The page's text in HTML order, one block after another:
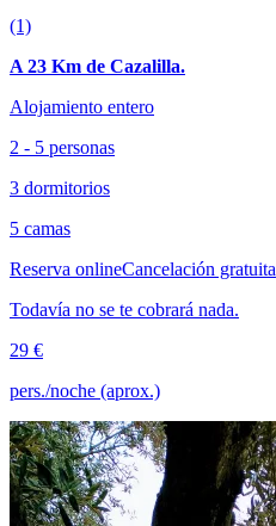
(1)
A 23 Km de Cazalilla.
Alojamiento entero
2 - 5 personas
3 dormitorios
5 camas
Reserva onlineCancelación gratuita
Todavía no se te cobrará nada.
29 €
pers./noche (aprox.)